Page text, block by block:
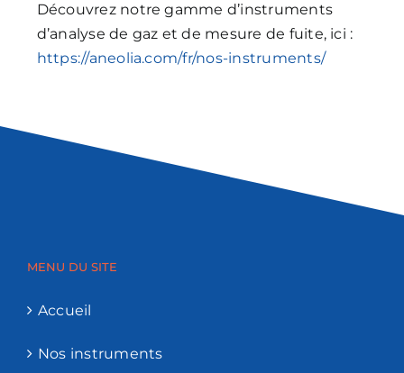
Découvrez notre gamme d’instruments
d’analyse de gaz et de mesure de fuite, ici :
https://aneolia.com/fr/nos-instruments/
MENU DU SITE
Accueil
Nos instruments